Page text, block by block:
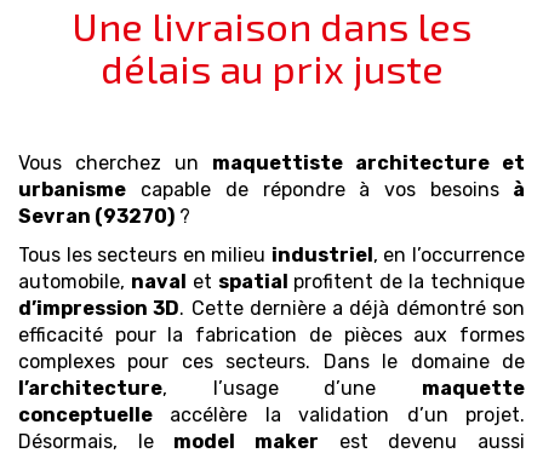
Une livraison dans les
délais au prix juste
Vous cherchez un maquettiste architecture et
urbanisme capable de répondre à vos besoins
à
Sevran (93270) ?
Tous les secteurs en milieu industriel , en l’occurrence
automobile, naval et spatial profitent de la technique
d’impression 3D. Cette dernière a déjà démontré son
efficacité pour la fabrication de pièces aux formes
complexes pour ces secteurs. Dans le domaine de
l’architecture, l’usage d’une maquette
conceptuelle accélère la validation d’un projet.
Désormais, le model maker est devenu aussi